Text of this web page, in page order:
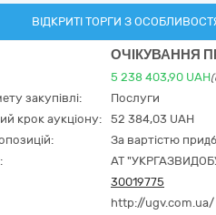
ВІДКРИТІ ТОРГИ З
ОЧІКУВАННЯ
5 238 403,90 UAH
закупівлі:
Послуги
крок аукціону:
52 384,03 UAH
За вартістю
АТ
30019775
http://ugv.com.ua/